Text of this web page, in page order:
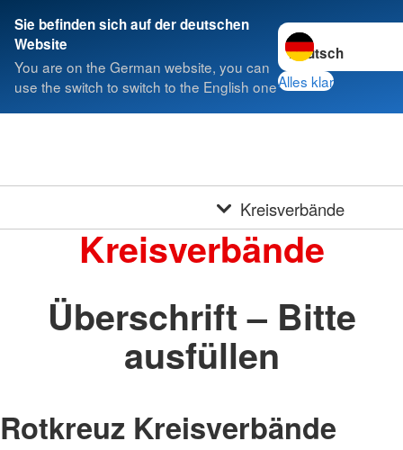
Sie befinden sich auf der deutschen
Website
You are on the German website, you can
use the switch to switch to the English one
Sprache wechseln
Alles klar
Kreisverbände
Kreisverbände
Überschrift – Bitte
ausfüllen
Rotkreuz Kreisverbände